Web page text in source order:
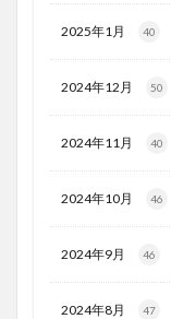
2025年1月 40
2024年12月 50
2024年11月 40
2024年10月 46
2024年9月 46
2024年8月 47